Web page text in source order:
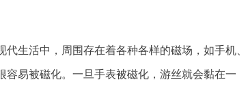
生活中，周围存在着各种各样的磁场，如手机、
易被磁化。一旦手表被磁化，游丝就会黏在一